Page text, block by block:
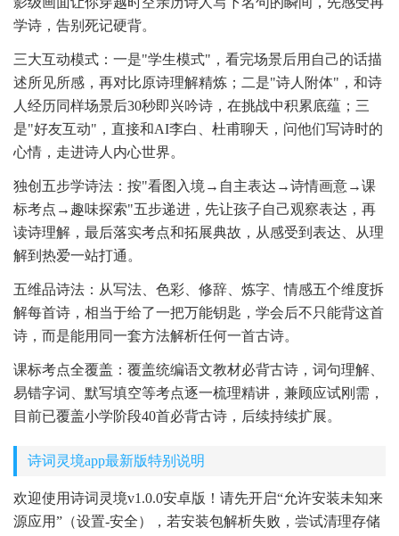
学诗，告别死记硬背。
三大互动模式：一是"学生模式"，看完场景后用自己的话描
述所见所感，再对比原诗理解精炼；二是"诗人附体"，和诗
人经历同样场景后30秒即兴吟诗，在挑战中积累底蕴；三
是"好友互动"，直接和AI李白、杜甫聊天，问他们写诗时的
心情，走进诗人内心世界。
独创五步学诗法：按"看图入境→自主表达→诗情画意→课
标考点→趣味探索"五步递进，先让孩子自己观察表达，再
读诗理解，最后落实考点和拓展典故，从感受到表达、从理
解到热爱一站打通。
五维品诗法：从写法、色彩、修辞、炼字、情感五个维度拆
解每首诗，相当于给了一把万能钥匙，学会后不只能背这首
诗，而是能用同一套方法解析任何一首古诗。
课标考点全覆盖：覆盖统编语文教材必背古诗，词句理解、
易错字词、默写填空等考点逐一梳理精讲，兼顾应试刚需，
目前已覆盖小学阶段40首必背古诗，后续持续扩展。
诗词灵境app最新版特别说明
欢迎使用诗词灵境v1.0.0安卓版！请先开启“允许安装未知来
源应用”（设置-安全），若安装包解析失败，尝试清理存储